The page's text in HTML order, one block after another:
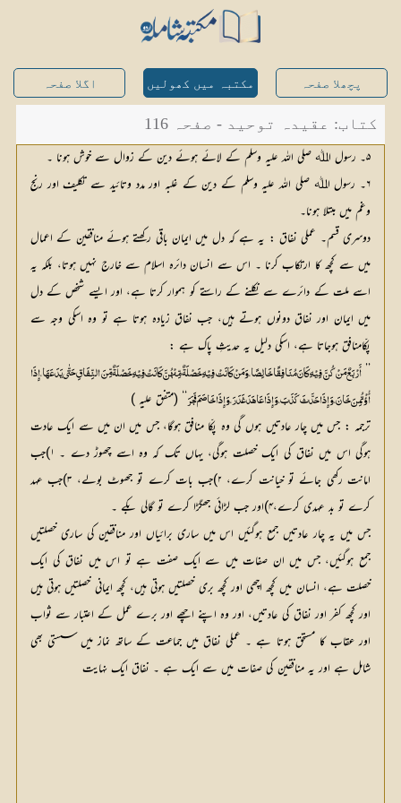
پچھلا صفحہ مکتبہ میں کھولیں اگلا صفحہ
کتاب: عقیدہ توحید - صفحہ 116
۵۔ رسول اﷲ صلی اللہ علیہ وسلم کے لائے ہوئے دین کے زوال سے خوش ہونا ۔
۶۔ رسول اﷲ صلی اللہ علیہ وسلم کے دین کے غلبہ اور مدد وتائید سے تکلیف اور رنج
وغم میں مبتلا ہونا۔
دوسری قسم۔ عملی نفاق : یہ ہے کہ دل میں ایمان باقی رکھتے ہوئے منافقین کے اعمال
میں سے کچھ کا ارتکاب کرنا ۔ اس سے انسان دائرہ اسلام سے خارج نہیں ہوتا، بلکہ یہ
اسے ملت کے دائرے سے نکلنے کے راستے کو ہموار کرتا ہے، اور ایسے شخص کے دل
میں ایمان اور نفاق دونوں ہوتے ہیں، جب نفاق زیادہ ہوتا ہے تو وہ اسکی وجہ سے
پکّامنافق ہوجاتا ہے، اسکی دلیل یہ حدیثِ پاک ہے :
’’
أُؤْتُمِنَ خَانَ،وَإِذَا حَدَّثَ کَذَبَ، وَإِذَا عَاہَدَ غَدَرَ، وَإِذَا خَاصَمَ فَجَرَ
‘‘ (متفق علیہ )
ترجمہ : جس میں چار عادتیں ہوں گی وہ پکّا منافق ہوگا، جس میں ان میں سے ایک عادت
ہوگی اس میں نفاق کی ایک خصلت ہوگی، یہاں تک کہ وہ اسے چھوڑ دے ۔ ۱)جب
امانت رکھی جائے تو خیانت کرے، ۲)جب بات کرے تو جھوٹ بولے، ۳)جب عہد
کرے تو بد عہدی کرے،۴)اور جب لڑائی جھگڑا کرے تو گالی بکے ۔
جس میں یہ چار عادتیں جمع ہوگئیں اس میں ساری برائیاں اور منافقین کی ساری خصلتیں
جمع ہوگئیں، جس میں ان صفات میں سے ایک صفت ہے تو اس میں نفاق کی ایک
خصلت ہے، انسان میں کچھ اچھی اور کچھ بری خصلتیں ہوتی ہیں، کچھ ایمانی خصلتیں ہوتی ہیں
اور کچھ کفر اور نفاق کی عادتیں، اور وہ اپنے اچھے اور برے عمل کے اعتبار سے ثواب
اور عقاب کا مستحق ہوتا ہے ۔ عملی نفاق میں جماعت کے ساتھ نماز میں سستی بھی
شامل ہے اور یہ منافقین کی صفات میں سے ایک ہے ۔ نفاق ایک نہایت